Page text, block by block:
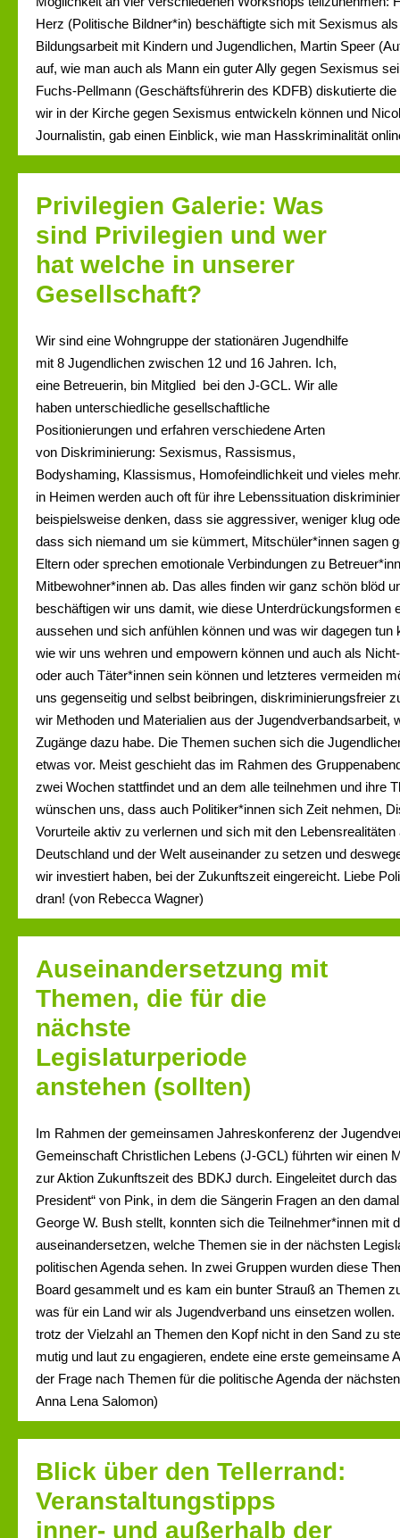
Herz (Politische Bildner*in) beschäftigte sich mit Sexismus
Bildungsarbeit mit Kindern und Jugendlichen, Martin Speer
auf, wie man auch als Mann ein guter Ally gegen Sexismus
Fuchs-Pellmann (Geschäftsführerin des KDFB) diskutierte
wir in der Kirche gegen Sexismus entwickeln können und
Journalistin, gab einen Einblick, wie man Hasskriminalität
Privilegien Galerie: Was
sind Privilegien und wer
hat welche in unserer
Gesellschaft?
Wir sind eine Wohngruppe der stationären Jugendhilfe
mit 8 Jugendlichen zwischen 12 und 16 Jahren. Ich,
eine Betreuerin, bin Mitglied bei den J-GCL. Wir alle
haben unterschiedliche gesellschaftliche
Positionierungen und erfahren verschiedene Arten
von Diskriminierung: Sexismus, Rassismus,
Bodyshaming, Klassismus, Homofeindlichkeit und vieles
in Heimen werden auch oft für ihre Lebenssituation
beispielsweise denken, dass sie aggressiver, weniger klug
dass sich niemand um sie kümmert, Mitschüler*innen sagen
Eltern oder sprechen emotionale Verbindungen zu
Mitbewohner*innen ab. Das alles finden wir ganz schön blöd
beschäftigen wir uns damit, wie diese Unterdrückungsformen
aussehen und sich anfühlen können und was wir dagegen tun
wie wir uns wehren und empowern können und auch als
oder auch Täter*innen sein können und letzteres vermeiden
uns gegenseitig und selbst beibringen, diskriminierungsfreier
wir Methoden und Materialien aus der Jugendverbandsarbeit,
Zugänge dazu habe. Die Themen suchen sich die
etwas vor. Meist geschieht das im Rahmen des
zwei Wochen stattfindet und an dem alle teilnehmen und ihre
wünschen uns, dass auch Politiker*innen sich Zeit nehmen,
Vorurteile aktiv zu verlernen und sich mit den
Deutschland und der Welt auseinander zu setzen und
wir investiert haben, bei der Zukunftszeit eingereicht. Liebe
dran! (von Rebecca Wagner)
Auseinandersetzung mit
Themen, die für die
nächste
Legislaturperiode
anstehen (sollten)
Im Rahmen der gemeinsamen Jahreskonferenz der
Gemeinschaft Christlichen Lebens (J-GCL) führten wir einen
zur Aktion Zukunftszeit des BDKJ durch. Eingeleitet durch das
President“ von Pink, in dem die Sängerin Fragen an den
George W. Bush stellt, konnten sich die Teilnehmer*innen mit
auseinandersetzen, welche Themen sie in der nächsten
politischen Agenda sehen. In zwei Gruppen wurden diese
Board gesammelt und es kam ein bunter Strauß an Themen
was für ein Land wir als Jugendverband uns einsetzen
trotz der Vielzahl an Themen den Kopf nicht in den Sand zu
mutig und laut zu engagieren, endete eine erste gemeinsame
der Frage nach Themen für die politische Agenda der
Anna Lena Salomon)
Blick über den Tellerrand:
Veranstaltungstipps
inner- und außerhalb der